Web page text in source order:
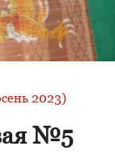
2023)
№5